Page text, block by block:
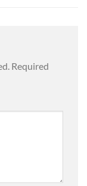
Required